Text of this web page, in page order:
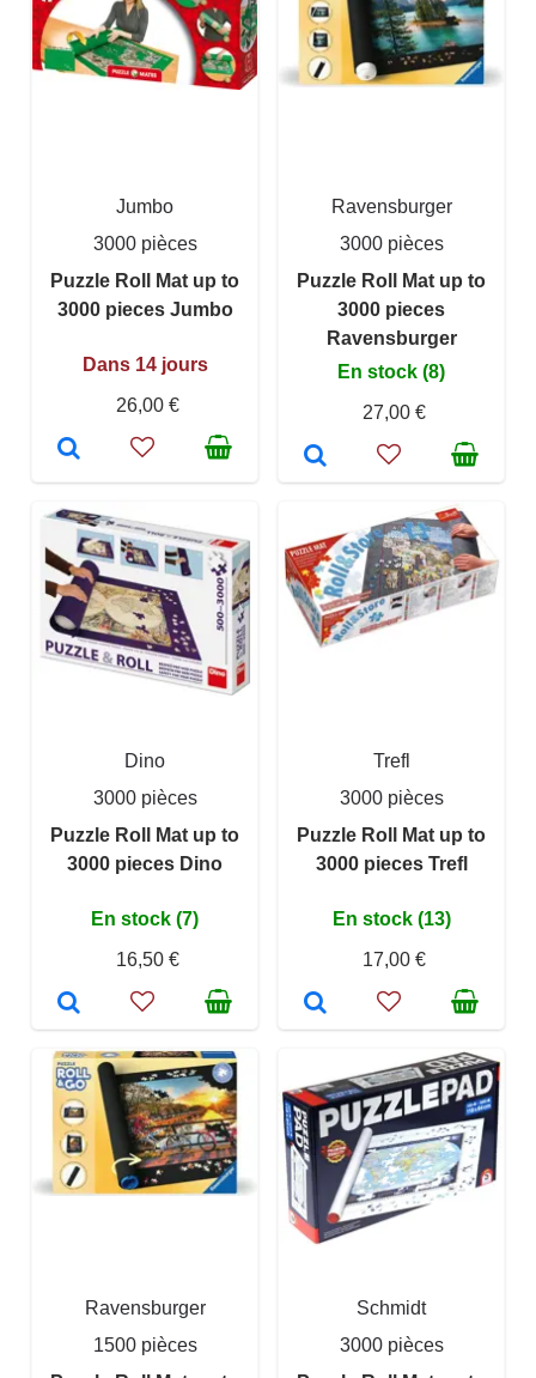
Jumbo
3000 pièces
Puzzle Roll Mat up to
3000 pieces Jumbo
Dans 14 jours
26,00 €
Ravensburger
3000 pièces
Puzzle Roll Mat up to
3000 pieces
Ravensburger
En stock (8)
27,00 €
Dino
3000 pièces
Puzzle Roll Mat up to
3000 pieces Dino
En stock (7)
16,50 €
Trefl
3000 pièces
Puzzle Roll Mat up to
3000 pieces Trefl
En stock (13)
17,00 €
Ravensburger
1500 pièces
Schmidt
3000 pièces